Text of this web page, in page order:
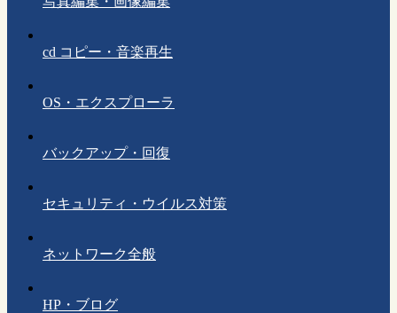
cd コピー・音楽再生
OS・エクスプローラ
バックアップ・回復
セキュリティ・ウイルス対策
ネットワーク全般
HP・ブログ